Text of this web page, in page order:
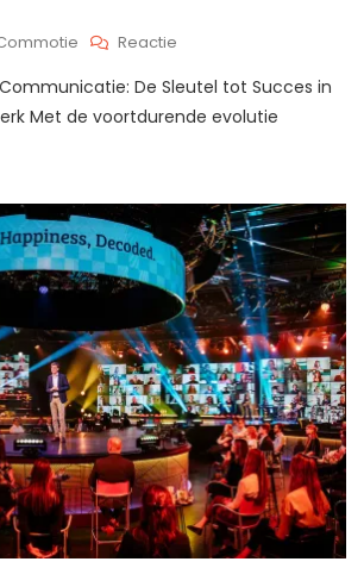
Reactie
Belangrijkheid
Van
Communicatie
De
Moderne
Samenleving
De Sleutel tot Succes in
Met de voortdurende evolutie